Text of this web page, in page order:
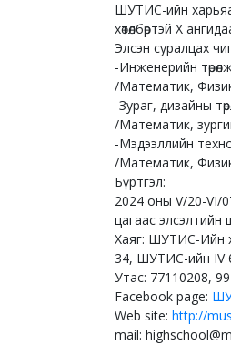
ШУТИС-ийн харьяа
хөтөлбөртэй X
Элсэн суралцах
-Инженерийн
/Математик,
-Зураг, дизайны
/Математик,
-Мэдээллийн
/Математик,
Бүртгэл:
2024 оны V/20-VI/
цагаас элсэлтийн
Хаяг: ШУТИС-Ийн
34, ШУТИС-ийн IV
Утас: 77110208,
Facebook page:
Web site: http://
mail: